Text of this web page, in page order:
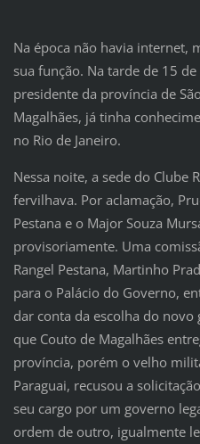
Na época não havia internet,
sua função. Na tarde de 15
presidente da província de
Magalhães, já tinha
no Rio de Janeiro.
Nessa noite, a sede do Clube
fervilhava. Por aclamação,
Pestana e o Major Souza
provisoriamente. Uma
Rangel Pestana, Martinho
para o Palácio do Governo,
dar conta da escolha do
que Couto de Magalhães
província, porém o velho
Paraguai, recusou a
seu cargo por um governo
ordem de outro, igualmente